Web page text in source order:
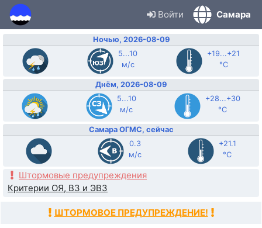
Войти Самара
Ночью, 2026-08-09
5...10
м/с
+19...+21
°C
Днём, 2026-08-09
5...10
м/с
+28...+30
°C
Самара ОГМС, сейчас
0.3
м/с
+21.1
°C
Штормовые предупреждения
Критерии ОЯ, ВЗ и ЭВЗ
ШТОРМОВОЕ ПРЕДУПРЕЖДЕНИЕ!